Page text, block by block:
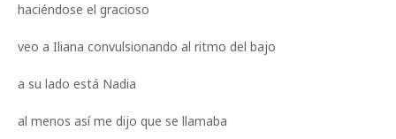
haciéndose el gracioso
veo a Iliana convulsionando al ritmo del bajo
a su lado está Nadia
al menos así me dijo que se llamaba